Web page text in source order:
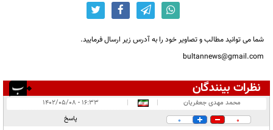
شما می توانید مطالب و تصاویر خود را به آدرس زیر ارسال فرمایید.
bultannews@gmail.com
نظرات بینندگان
انتشار یافته:۳
در انتظار بررسی:
محمد مهدی جعفریان |
|
۱۶:۳۳ - ۱۴۰۲/۰۵/۰۸
0
0 پاسخ